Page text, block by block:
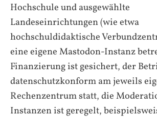
Hochschule und ausgewählte
Landeseinrichtungen (wie etwa
hochschuldidaktische
eine eigene Mastodon-Instanz
Finanzierung ist gesichert, der
datenschutzkonform am jeweils
Rechenzentrum statt, die
Instanzen ist geregelt,